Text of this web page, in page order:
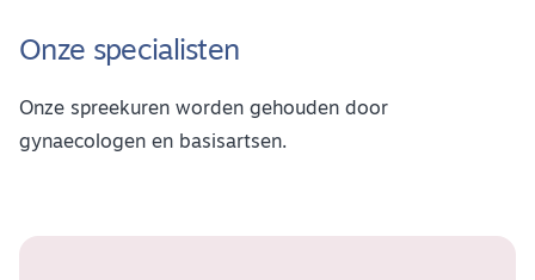
Onze specialisten
Onze spreekuren worden gehouden door
gynaecologen en basisartsen.